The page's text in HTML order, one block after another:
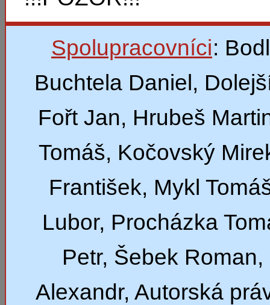
Spolupracovníci:
Buchtela Daniel,
Fořt Jan, Hrubeš
Tomáš, Kočovský
František, Mykl
Lubor, Procházka
Petr, Šebek
Alexandr, Autorská